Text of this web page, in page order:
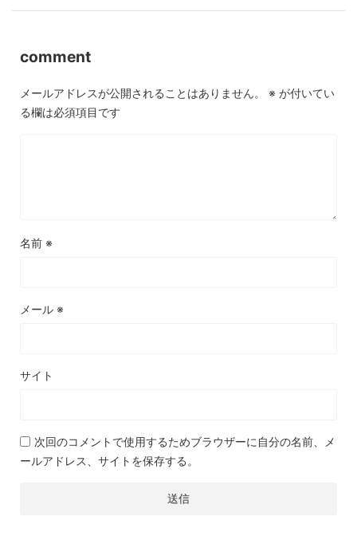
comment
メールアドレスが公開されることはありません。 ※ が付いてい
る欄は必須項目です
名前 ※
メール ※
サイト
次回のコメントで使用するためブラウザーに自分の名前、メ
ールアドレス、サイトを保存する。